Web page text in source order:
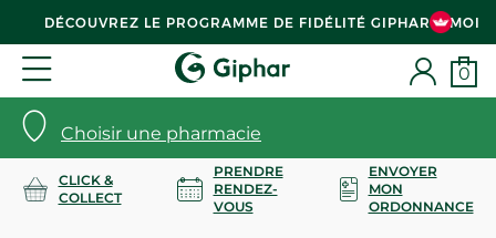
DÉCOUVREZ LE PROGRAMME DE FIDÉLITÉ GIPHAR & MOI
Choisir une pharmacie
0
CLICK &
COLLECT
PRENDRE
RENDEZ-
VOUS
ENVOYER
MON
ORDONNANCE